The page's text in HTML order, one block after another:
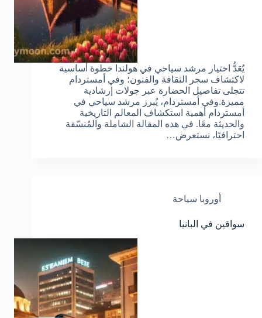
يُعَدُّ اختيار مرشد سياحي في هولندا خطوة أساسية
لاكتشاف سحر الثقافة والفنون؛ وفي أمستردام
تتجلى تفاصيل الحضارة عبر جولات إرشادية
مميزة.وفي أمستردام، يُبرز مرشد سياحي في
أمستردام أهمية استكشاف المعالم التاريخية
والحديثة معًا. في هذه المقالة الشاملة والمُنسّقة
احترافيًا، نستعرض…
أوروبا سياحة
سواقين في البانيا